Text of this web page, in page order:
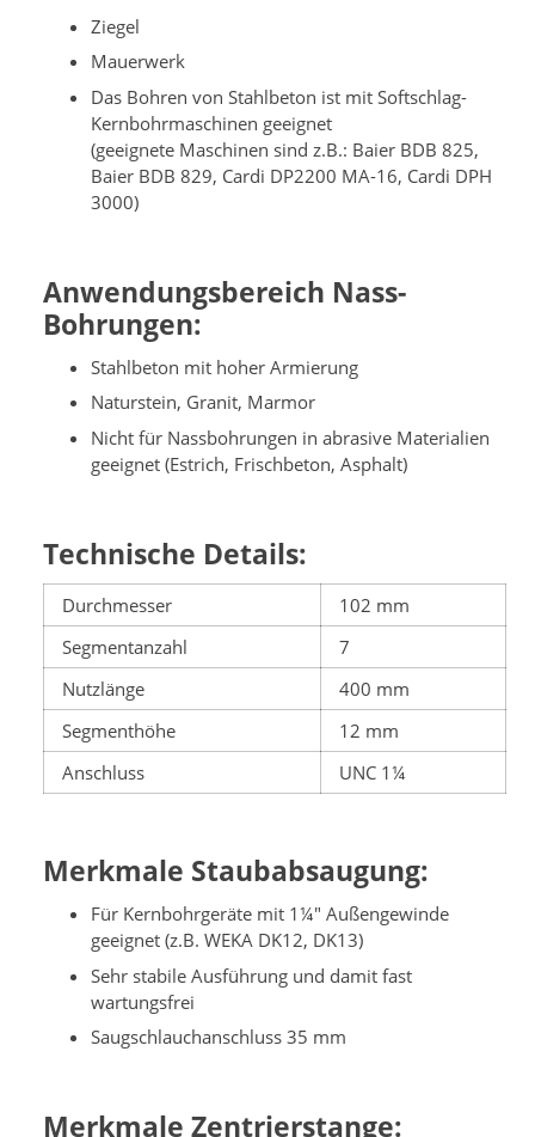
Ziegel
Mauerwerk
Das Bohren von Stahlbeton ist mit Softschlag-
Kernbohrmaschinen geeignet
(geeignete Maschinen sind z.B.: Baier BDB 825,
Baier BDB 829, Cardi DP2200 MA-16, Cardi DPH
3000)
Anwendungsbereich Nass-
Bohrungen:
Stahlbeton mit hoher Armierung
Naturstein, Granit, Marmor
Nicht für Nassbohrungen in abrasive Materialien
geeignet (Estrich, Frischbeton, Asphalt)
Technische Details:
Durchmesser
102 mm
Segmentanzahl
7
Nutzlänge
400 mm
Segmenthöhe
12 mm
Anschluss
UNC 1¼
Merkmale Staubabsaugung:
Für Kernbohrgeräte mit 1¼" Außengewinde
geeignet (z.B. WEKA DK12, DK13)
Sehr stabile Ausführung und damit fast
wartungsfrei
Saugschlauchanschluss 35 mm
Merkmale Zentrierstange: